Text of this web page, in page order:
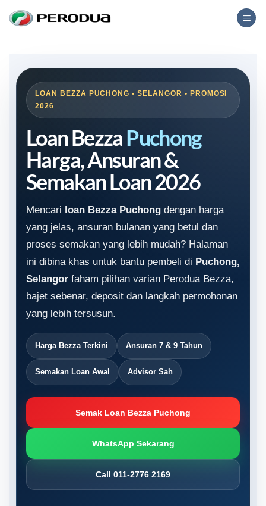
content
LOAN BEZZA PUCHONG • SELANGOR • PROMOSI
2026
Loan BezzaPuchong
Harga, Ansuran &
Semakan Loan 2026
Mencari loan Bezza Puchong dengan harga
yang jelas, ansuran bulanan yang betul dan
proses semakan yang lebih mudah? Halaman
ini dibina khas untuk bantu pembeli di Puchong,
Selangor faham pilihan varian Perodua Bezza,
bajet sebenar, deposit dan langkah permohonan
yang lebih tersusun.
Harga Bezza Terkini Ansuran 7 & 9 Tahun
Semakan Loan Awal Advisor Sah
Semak Loan Bezza Puchong
WhatsApp Sekarang
Call 011-2776 2169